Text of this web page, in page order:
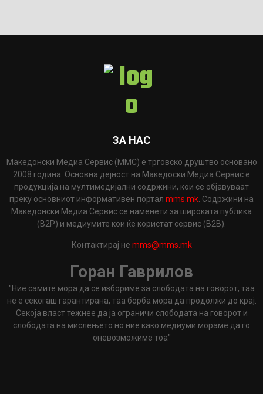
ЗА НАС
Македонски Медиа Сервис (ММС) е трговско друштво основано
2008 година. Основна дејност на Македоски Медиа Сервис е
продукција на мултимедијални содржини, кои се објавуваат
преку основниот информативен портал mms.mk . Содржини на
Македонски Медиа Сервис се наменети за широката публика
(B2P) и медиумите кои ќе користат сервис (B2B).
Контактирај не mms@mms.mk
Горан Гаврилов
"Ние самите мора да се избориме за слободата на говорот, таа
не е секогаш гарантирана, таа борба мора да продолжи до крај.
Секоја власт тежнее да ја ограничи слободата на говорот и
слободата на мислењето но ние како медиуми мораме да го
оневозможиме тоа"